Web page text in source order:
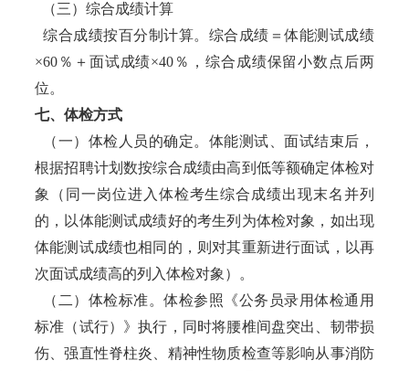
（三）综合成绩计算
综合成绩按百分制计算。综合成绩＝体能测试成绩
×60％＋面试成绩×40％，综合成绩保留小数点后两
位。
七、体检方式
（一）体检人员的确定。体能测试、面试结束后，
根据招聘计划数按综合成绩由高到低等额确定体检对
象（同一岗位进入体检考生综合成绩出现末名并列
的，以体能测试成绩好的考生列为体检对象，如出现
体能测试成绩也相同的，则对其重新进行面试，以再
次面试成绩高的列入体检对象）。
（二）体检标准。体检参照《公务员录用体检通用
标准（试行）》执行，同时将腰椎间盘突出、韧带损
伤、强直性脊柱炎、精神性物质检查等影响从事消防